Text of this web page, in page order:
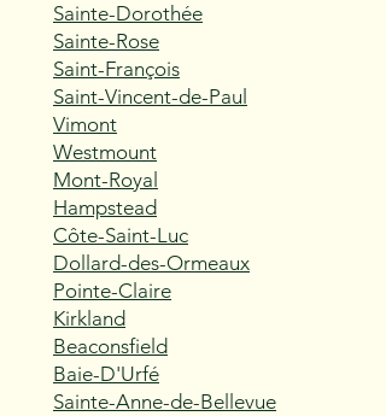
Sainte-Dorothée
Sainte-Rose
Saint-François
Saint-Vincent-de-Paul
Vimont
Westmount
Mont-Royal
Hampstead
Côte-Saint-Luc
Dollard-des-Ormeaux
Pointe-Claire
Kirkland
Beaconsfield
Baie-D'Urfé
Sainte-Anne-de-Bellevue